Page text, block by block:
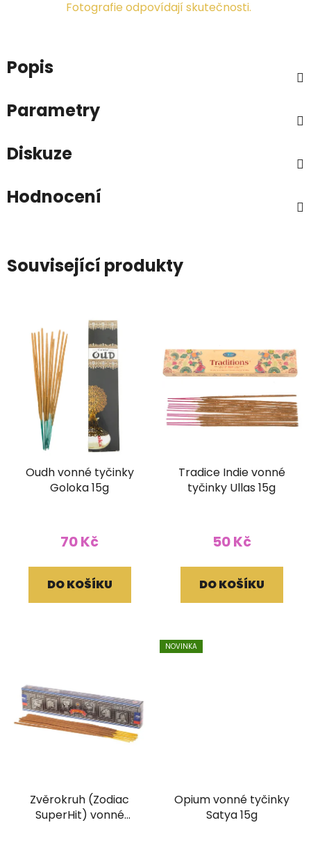
Fotografie odpovídají skutečnosti.
Popis
Parametry
Diskuze
Hodnocení
Související produkty
Oudh vonné tyčinky
Goloka 15g
70 Kč
DO KOŠÍKU
Tradice Indie vonné
tyčinky Ullas 15g
50 Kč
DO KOŠÍKU
Zvěrokruh (Zodiac
SuperHit) vonné
NOVINKA
Opium vonné tyčinky
Satya 15g